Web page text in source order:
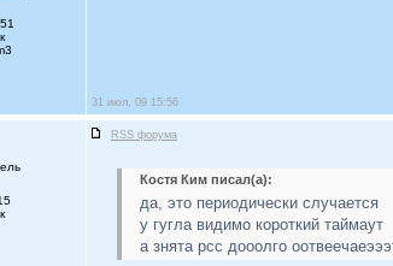
31 июл, 09 15:56
RSS форума
Костя Ким писал(а):
да, это периодически случается
у гугла видимо короткий таймаут
а знята рсс дооолго